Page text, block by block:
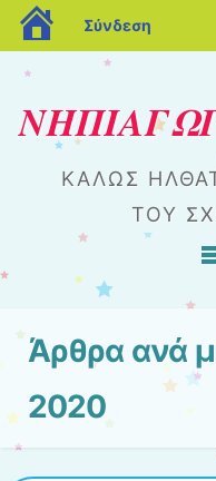
blogs.sch.gr
Σύνδεση
ΚΑΛΏΣ
ΤΟΥ
Μετάβαση στο περιεχόμενο
Άρθρα ανά
2020